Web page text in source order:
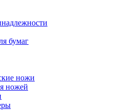
бумаг
ножи
ножей